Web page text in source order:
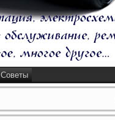
Советы